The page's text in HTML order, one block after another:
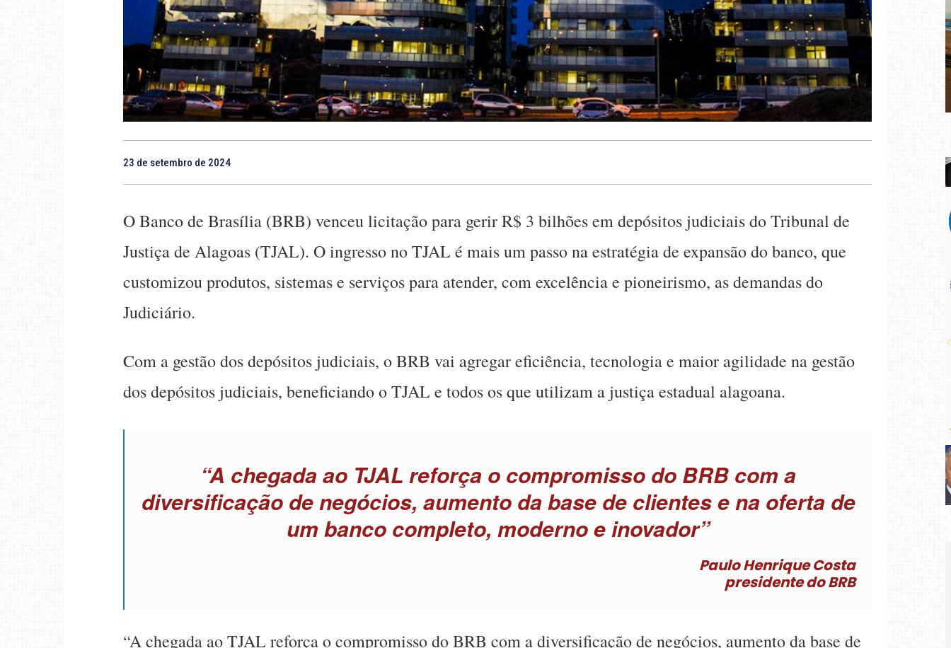
23 de setembro de 2024
O Banco de Brasília (BRB) venceu licitação para gerir R$ 3 bilhões em depósitos judiciais do Tribunal de
Justiça de Alagoas (TJAL). O ingresso no TJAL é mais um passo na estratégia de expansão do banco, que
customizou produtos, sistemas e serviços para atender, com excelência e pioneirismo, as demandas do
Judiciário.
Com a gestão dos depósitos judiciais, o BRB vai agregar eficiência, tecnologia e maior agilidade na gestão
dos depósitos judiciais, beneficiando o TJAL e todos os que utilizam a justiça estadual alagoana.
“A chegada ao TJAL reforça o compromisso do BRB com a
diversificação de negócios, aumento da base de clientes e na oferta de
um banco completo, moderno e inovador”
Paulo Henrique Costa
presidente do BRB
“A chegada ao TJAL reforça o compromisso do BRB com a diversificação de negócios, aumento da base de